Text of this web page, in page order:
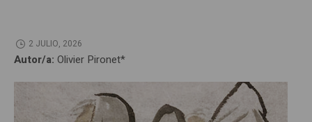
2 JULIO, 2026
Autor/a: Olivier Pironet*